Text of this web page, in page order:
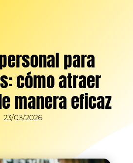
para
cómo atraer
manera eficaz
23/03/2026